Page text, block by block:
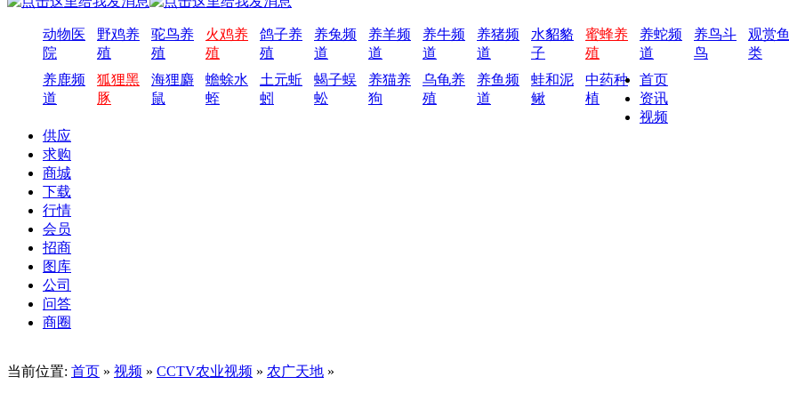
动物医
院
野鸡养
殖
驼鸟养
殖
火鸡养
殖
鸽子养
殖
养兔频
道
养羊频
道
养牛频
道
养猪频
道
水貂貉
子
蜜蜂养
殖
养蛇频
道
养鸟斗
鸟
观赏鱼
类
养鹿频
道
狐狸黑
豚
海狸麝
鼠
蟾蜍水
蛭
土元蚯
蚓
蝎子蜈
蚣
养猫养
狗
乌龟养
殖
养鱼频
道
蛙和泥
鳅
中药种
植
首页
资讯
视频
供应
求购
商城
下载
行情
会员
招商
图库
公司
问答
商圈
当前位置: 首页 » 视频 » CCTV农业视频 » 农广天地 »